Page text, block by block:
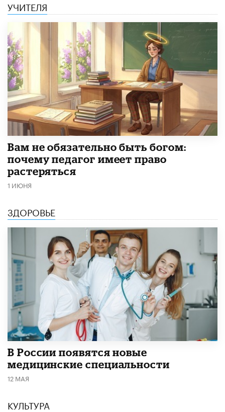
УЧИТЕЛЯ
​Вам не обязательно быть богом:
почему педагог имеет право
растеряться
1 ИЮНЯ
ЗДОРОВЬЕ
В России появятся новые
медицинские специальности
12 МАЯ
КУЛЬТУРА